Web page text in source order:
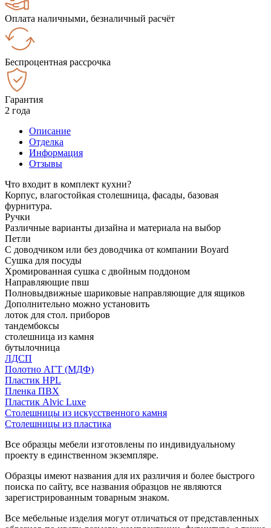
Оплата наличными, безналичный расчёт
Беспроцентная рассрочка
Гарантия
2 года
Описание
Отделка
Информация
Отзывы
Что входит в комплект кухни?
Корпус, влагостойкая столешница, фасады, базовая
фурнитура.
Ручки
Различные варианты дизайна и материала на выбор
Петли
С доводчиком или без доводчика от компании Boyard
Сушка для посуды
Хромированная сушка с двойным поддоном
Направляющие пвш
Полновыдвижные шариковые направляющие для ящиков
Дополнительно можно установить
лоток для стол. приборов
тандембоксы
столешница из камня
бутылочница
ЛДСП
Полотно АГТ (МДФ)
Пластик HPL
Пленка ПВХ
Пластик Alvic Luxe
Столешницы из искусственного камня
Столешницы из пластика
Все образцы мебели изготовлены по индивидуальному
проекту в единственном экземпляре.
Образцы имеют названия для их различия и более быстрого
поиска по сайту, все названия образцов не являются
зарегистрированным товарным знаком.
Все мебельные изделия могут отличаться от представленных